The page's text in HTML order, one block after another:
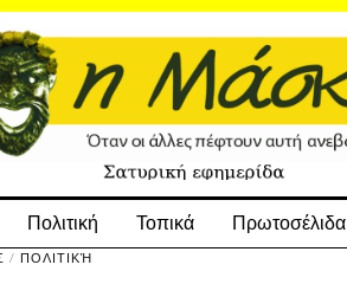
Πολιτική Τοπικά Πρωτοσέλιδα
/ ΠΟΛΙΤΙΚΉ